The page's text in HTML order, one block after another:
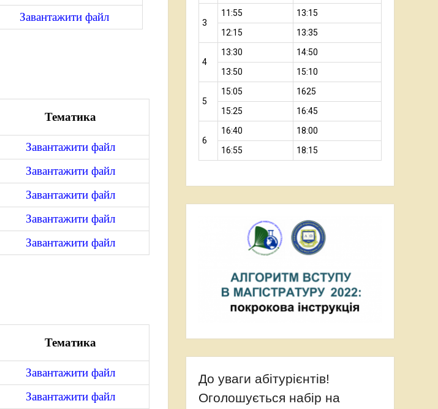
Завантажити файл
Тематика
Завантажити файл
Завантажити файл
Завантажити файл
Завантажити файл
Завантажити файл
Тематика
Завантажити файл
Завантажити файл
3
11:55
13:15
12:15
13:35
4
13:30
14:50
13:50
15:10
5
15:05
1625
15:25
16:45
6
16:40
18:00
16:55
18:15
До уваги абітурієнтів!
Оголошується набір на